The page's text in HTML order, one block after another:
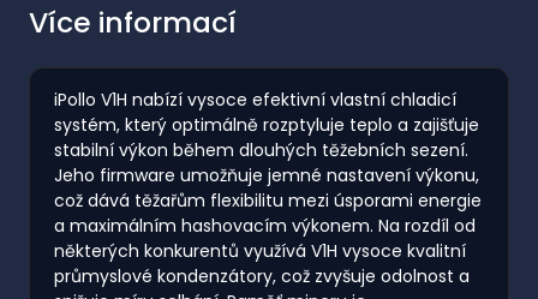
Více informací
iPollo V1H nabízí vysoce efektivní vlastní chladicí
systém, který optimálně rozptyluje teplo a zajišťuje
stabilní výkon během dlouhých těžebních sezení.
Jeho firmware umožňuje jemné nastavení výkonu,
což dává těžařům flexibilitu mezi úsporami energie
a maximálním hashovacím výkonem. Na rozdíl od
některých konkurentů využívá V1H vysoce kvalitní
průmyslové kondenzátory, což zvyšuje odolnost a